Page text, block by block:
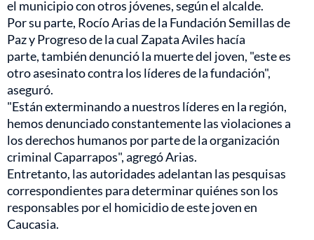
el municipio con otros jóvenes, según el alcalde.
Por su parte, Rocío Arias de la Fundación Semillas de
Paz y Progreso de la cual Zapata Aviles hacía
parte, también denunció la muerte del joven, "este es
otro asesinato contra los líderes de la fundación",
aseguró.
"Están exterminando a nuestros líderes en la región,
hemos denunciado constantemente las violaciones a
los derechos humanos por parte de la organización
criminal Caparrapos", agregó Arias.
Entretanto, las autoridades adelantan las pesquisas
correspondientes para determinar quiénes son los
responsables por el homicidio de este joven en
Caucasia.